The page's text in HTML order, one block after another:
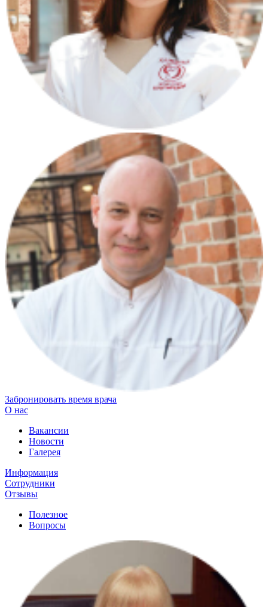
Забронировать время врача
О нас
Вакансии
Новости
Галерея
Информация
Сотрудники
Отзывы
Полезное
Вопросы